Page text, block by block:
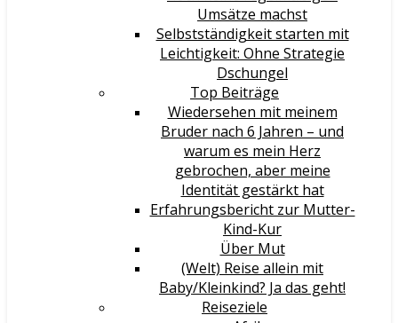
Umsätze machst
Selbstständigkeit starten mit
Leichtigkeit: Ohne Strategie
Dschungel
Top Beiträge
Wiedersehen mit meinem
Bruder nach 6 Jahren – und
warum es mein Herz
gebrochen, aber meine
Identität gestärkt hat
Erfahrungsbericht zur Mutter-
Kind-Kur
Über Mut
(Welt) Reise allein mit
Baby/Kleinkind? Ja das geht!
Reiseziele